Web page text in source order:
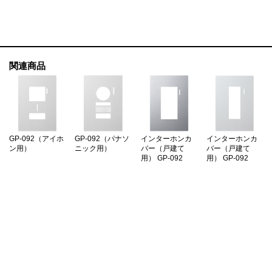
関連商品
GP-092（アイホ
ン用）
GP-092（パナソ
ニック用）
インターホンカ
バー（戸建て
用） GP-092
インターホンカ
バー（戸建て
用） GP-092